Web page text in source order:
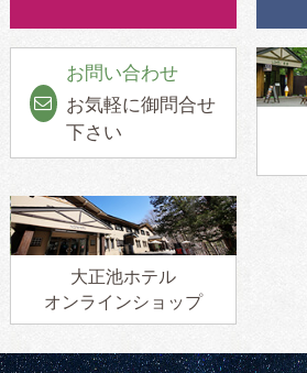
お問い合わせ
お気軽に御問合せ
下さい
大正池ホテル
オンラインショップ